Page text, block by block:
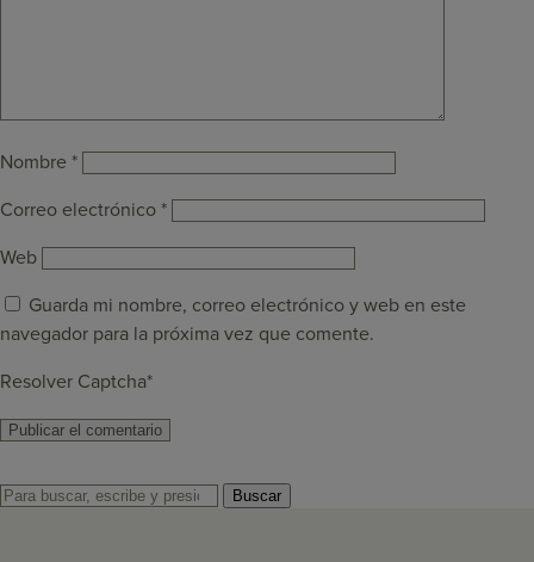
Nombre *
Correo electrónico *
Web
Guarda mi nombre, correo electrónico y web en este
navegador para la próxima vez que comente.
Resolver Captcha*
Buscar